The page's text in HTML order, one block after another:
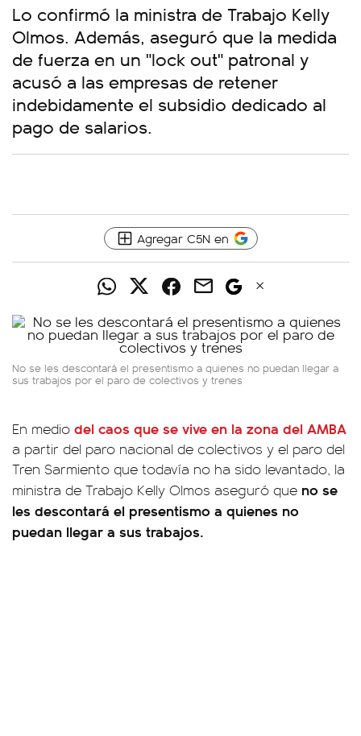
Lo confirmó la ministra de Trabajo Kelly
Olmos. Además, aseguró que la medida
de fuerza en un "lock out" patronal y
acusó a las empresas de retener
indebidamente el subsidio dedicado al
pago de salarios.
Agregar C5N en
No se les descontará el presentismo a quienes no puedan llegar a
sus trabajos por el paro de colectivos y trenes
En medio del caos que se vive en la zona del AMBA
a partir del paro nacional de colectivos y el paro del
Tren Sarmiento que todavía no ha sido levantado, la
ministra de Trabajo Kelly Olmos aseguró que no se
les descontará el presentismo a quienes no
puedan llegar a sus trabajos.